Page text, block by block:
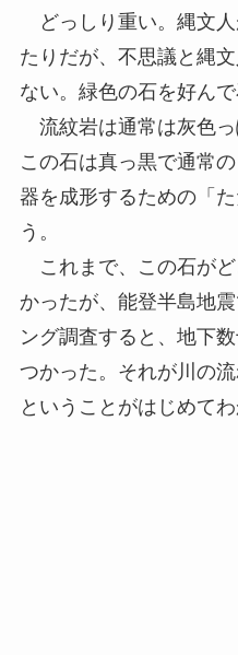
どっしり重い。縄文
たりだが、不思議と縄
ない。緑色の石を好ん
流紋岩は通常は灰色っ
この石は真っ黒で通常
器を成形するための「
う。
これまで、この石が
かったが、能登半島地
ング調査すると、地下
つかった。それが川の
ということがはじめてわ